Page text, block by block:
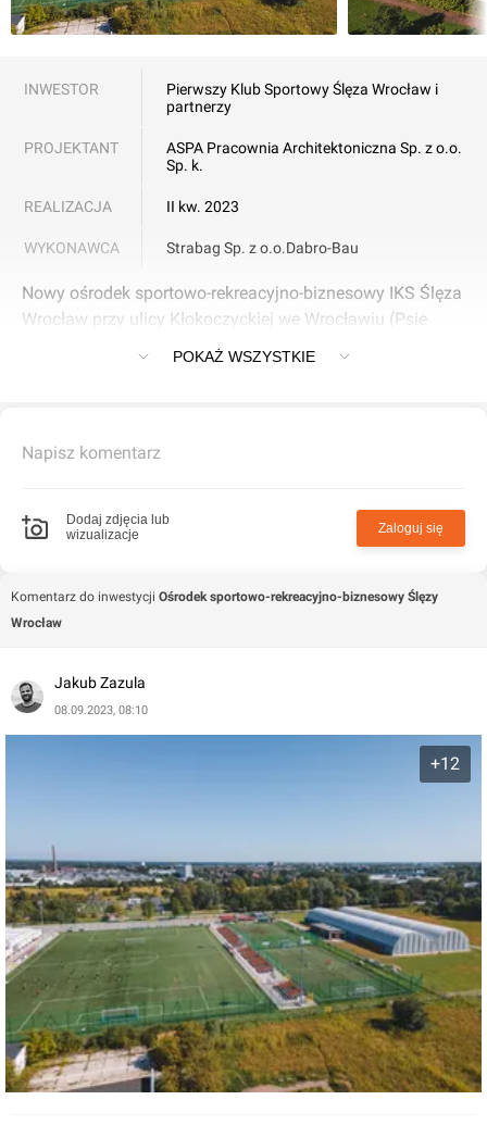
INWESTOR
Pierwszy Klub Sportowy Ślęza Wrocław i
partnerzy
PROJEKTANT
ASPA Pracownia Architektoniczna Sp. z o.o.
Sp. k.
REALIZACJA II kw. 2023
WYKONAWCA Strabag Sp. z o.o.Dabro-Bau
Nowy ośrodek sportowo-rekreacyjno-biznesowy IKS Ślęza
Wrocław przy ulicy Kłokoczyckiej we Wrocławiu (Psie
POKAŻ WSZYSTKIE
Napisz komentarz
Dodaj zdjęcia lub
wizualizacje
Zaloguj się
Komentarz do inwestycji Ośrodek sportowo-rekreacyjno-biznesowy Ślęzy
Wrocław
Jakub Zazula
08.09.2023, 08:10
+12